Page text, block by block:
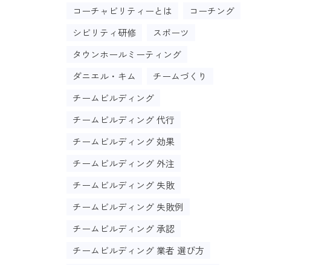
コーチャビリティーとは
コーチング
シビリティ研修
スポーツ
タウンホールミーティング
ダニエル・キム
チームづくり
チームビルディング
チームビルディング 代行
チームビルディング 効果
チームビルディング 外注
チームビルディング 失敗
チームビルディング 失敗例
チームビルディング 承認
チームビルディング 業者 選び方